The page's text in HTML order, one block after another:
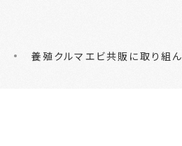
養殖クルマエビ共販に取り組